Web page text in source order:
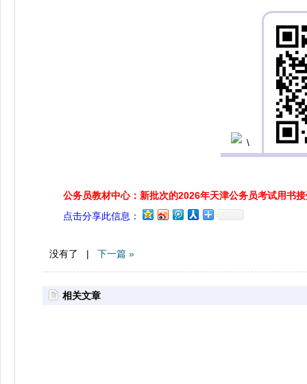
公务员教材中心：新批次的2026年天津公务员考试用书
点击分享此信息：
没有了 | 下一篇 »
相关文章